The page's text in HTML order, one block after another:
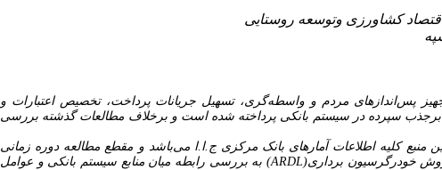
پس‌اندازهای مردم و واسطه‌گری، تسهیل جریانات پرداخت، تخصیص اعتبارات و
سپرده در سیستم بانکی پرداخته شده است و برخلاف مطالعات گذشته بررسی
منبع کلیه اطلاعات آمارهای بانک مرکزی ج.ا.ا میباشد و مقطع مطالعه دوره زمانی
(ARDL) به بررسی رابطه میان منابع سیستم بانکی و عوامل